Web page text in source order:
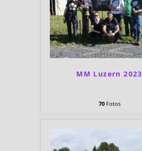
MM Luzern 2023
70Fotos